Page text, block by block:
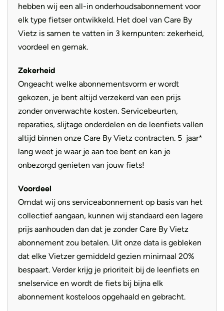
hebben wij een all-in onderhoudsabonnement voor
elk type fietser ontwikkeld. Het doel van Care By
Vietz is samen te vatten in 3 kernpunten: zekerheid,
voordeel en gemak.
Zekerheid
Ongeacht welke abonnementsvorm er wordt
gekozen, je bent altijd verzekerd van een prijs
zonder onverwachte kosten. Servicebeurten,
reparaties, slijtage onderdelen en de leenfiets vallen
altijd binnen onze Care By Vietz contracten. 5 jaar*
lang weet je waar je aan toe bent en kan je
onbezorgd genieten van jouw fiets!
Voordeel
Omdat wij ons serviceabonnement op basis van het
collectief aangaan, kunnen wij standaard een lagere
prijs aanhouden dan dat je zonder Care By Vietz
abonnement zou betalen. Uit onze data is gebleken
dat elke Vietzer gemiddeld gezien minimaal 20%
bespaart. Verder krijg je prioriteit bij de leenfiets en
snelservice en wordt de fiets bij bijna elk
abonnement kosteloos opgehaald en gebracht.